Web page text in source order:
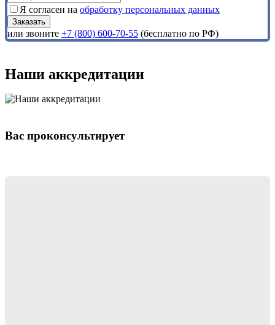
Я согласен на обработку персональных данных
или звоните +7 (800) 600-70-55 (бесплатно по РФ)
Наши аккредитации
Вас проконсультирует